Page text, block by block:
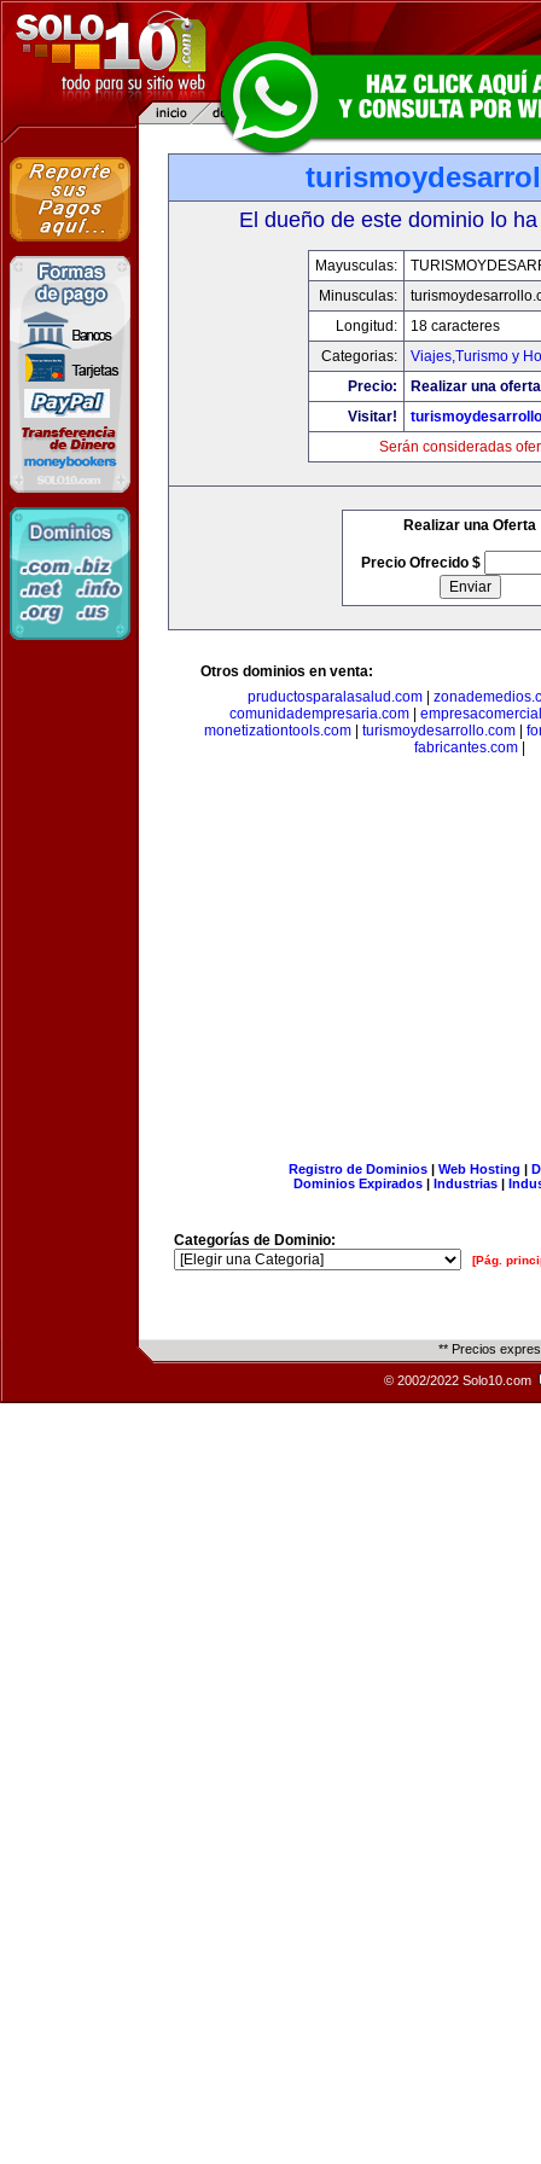
El dueño de este dominio lo
Mayusculas:
Minusculas:
Longitud:
18 caracteres
Categorias:
Viajes,Turismo y
Precio:
Realizar una
Visitar!
Serán consideradas
Realizar una Oferta
Precio Ofrecido $
Otros dominios en venta:
pruductosparalasalud.com|
comunidadempresaria.com
monetizationtools.com| turismoydesarrollo.com|
fabricantes.com
Registro de Dominios| Web Hosting |
Dominios Expirados | Industrias |
Categorías de Dominio:
[Pág.
** Precios
© 2002/2022 Solo10.com